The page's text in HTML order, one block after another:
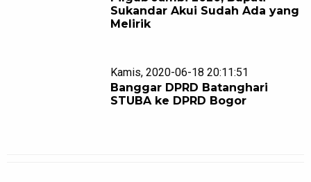
Sukandar Akui Sudah Ada yang
Melirik
Kamis, 2020-06-18 20:11:51
Banggar DPRD Batanghari
STUBA ke DPRD Bogor